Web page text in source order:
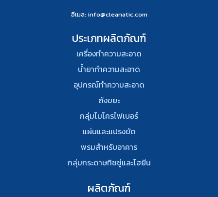
อีเมล: info@cleanatic.com
ประเภทผลิตภัณฑ์
เครื่องทำความสะอาด
น้ำยาทำความสะอาด
อุปกรณ์ทําความสะอาด
ถังขยะ
กลุ่มไมโครไฟเบอร์
แผ่นและแปรงขัด
พรมสําหรับอาคาร
กลุ่มกระดาษทิชชู่และไฮยีน
ผลิตภัณฑ์